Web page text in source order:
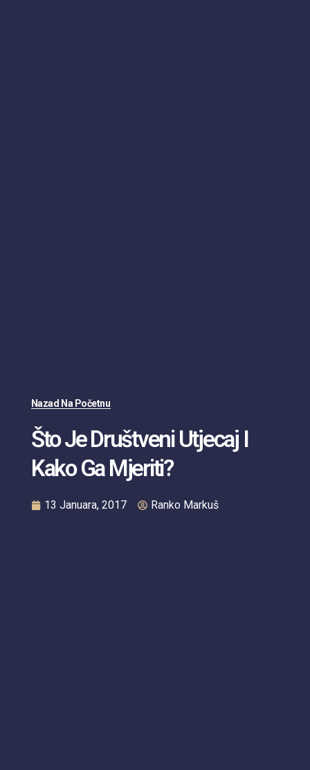
Nazad Na Početnu
Što Je Društveni Utjecaj I
Kako Ga Mjeriti?
13 Januara, 2017 Ranko Markuš